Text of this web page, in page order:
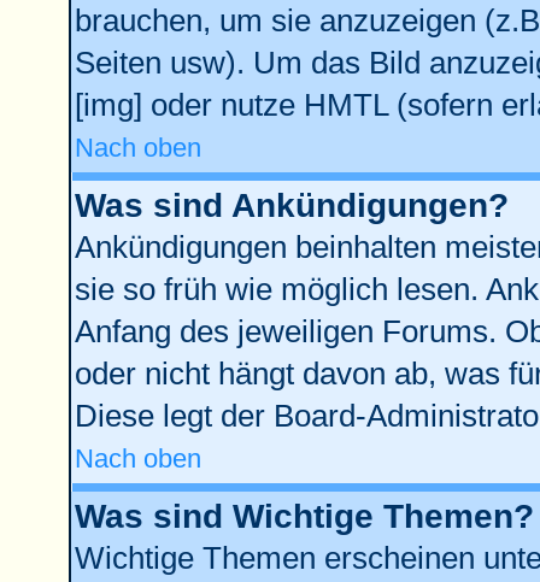
brauchen, um sie anzuzeigen
Seiten usw). Um das Bild
[img] oder nutze HMTL (sofern
Nach oben
Was sind Ankündigungen?
Ankündigungen beinhalten
sie so früh wie möglich lesen.
Anfang des jeweiligen Forums.
oder nicht hängt davon ab, was
Diese legt der Board-
Nach oben
Was sind Wichtige Themen?
Wichtige Themen erscheinen